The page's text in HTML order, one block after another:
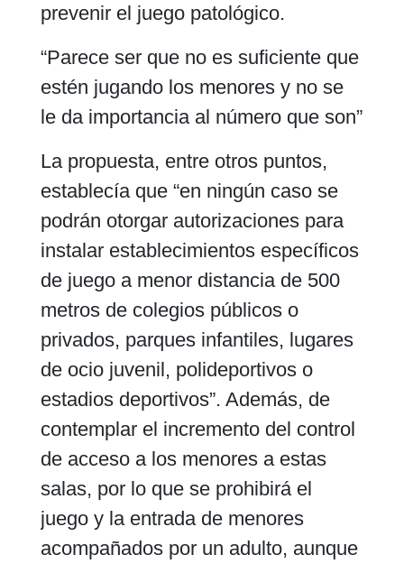
prevenir el juego patológico.
“Parece ser que no es suficiente que
estén jugando los menores y no se
le da importancia al número que son”
La propuesta, entre otros puntos,
establecía que “en ningún caso se
podrán otorgar autorizaciones para
instalar establecimientos específicos
de juego a menor distancia de 500
metros de colegios públicos o
privados, parques infantiles, lugares
de ocio juvenil, polideportivos o
estadios deportivos”. Además, de
contemplar el incremento del control
de acceso a los menores a estas
salas, por lo que se prohibirá el
juego y la entrada de menores
acompañados por un adulto, aunque